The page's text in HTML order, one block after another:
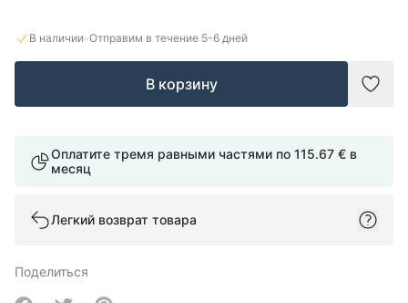
В наличии·Отправим в течение 5-6 дней
В корзину
Оплатите тремя равными частями по 115.67 € в
месяц
Легкий возврат товара
Поделиться